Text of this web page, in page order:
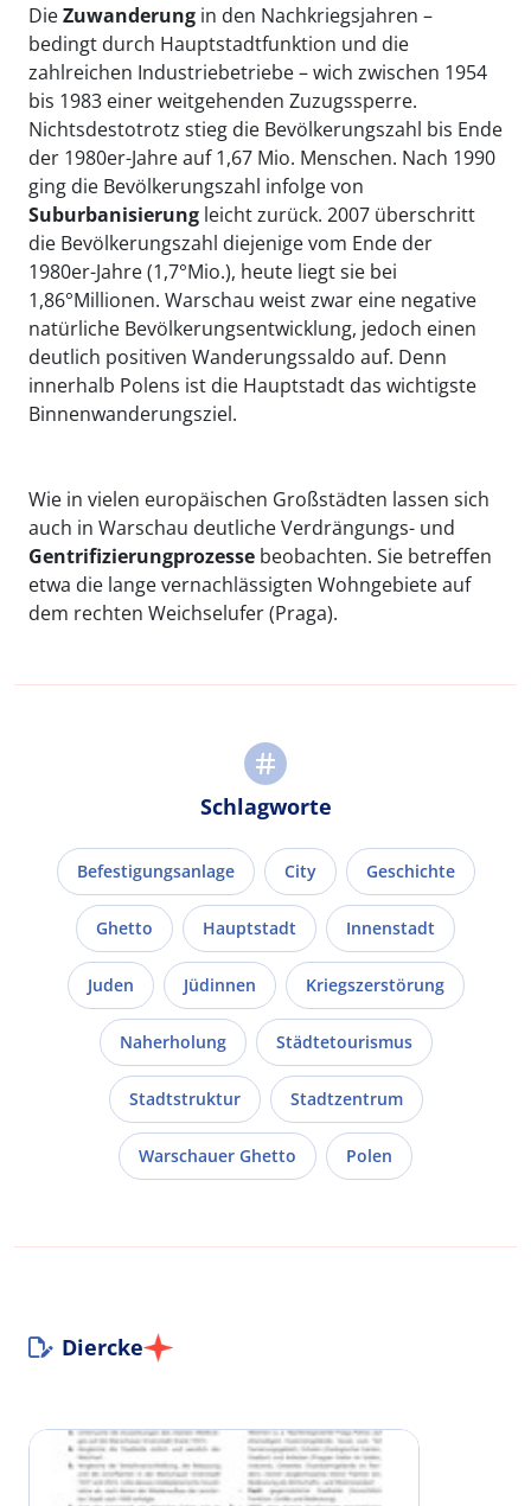
DieZuwanderung in den Nachkriegsjahren –
bedingt durch Hauptstadtfunktion und die
zahlreichen Industriebetriebe – wich zwischen 1954
bis 1983 einer weitgehenden Zuzugssperre.
Nichtsdestotrotz stieg die Bevölkerungszahl bis Ende
der 1980er-Jahre auf 1,67 Mio. Menschen. Nach 1990
ging die Bevölkerungszahl infolge von
Suburbanisierung leicht zurück. 2007 überschritt
die Bevölkerungszahl diejenige vom Ende der
1980er-Jahre (1,7°Mio.), heute liegt sie bei
1,86°Millionen. Warschau weist zwar eine negative
natürliche Bevölkerungsentwicklung, jedoch einen
deutlich positiven Wanderungssaldo auf. Denn
innerhalb Polens ist die Hauptstadt das wichtigste
Binnenwanderungsziel.
Wie in vielen europäischen Großstädten lassen sich
auch in Warschau deutliche Verdrängungs- und
Gentrifizierungprozesse beobachten. Sie betreffen
etwa die lange vernachlässigten Wohngebiete auf
dem rechten Weichselufer (Praga).
Schlagworte
Befestigungsanlage City Geschichte
Ghetto Hauptstadt Innenstadt
Juden Jüdinnen Kriegszerstörung
Naherholung Städtetourismus
Stadtstruktur Stadtzentrum
Warschauer Ghetto Polen
Diercke